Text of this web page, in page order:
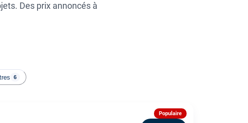
Des prix annoncés à
6
Populaire